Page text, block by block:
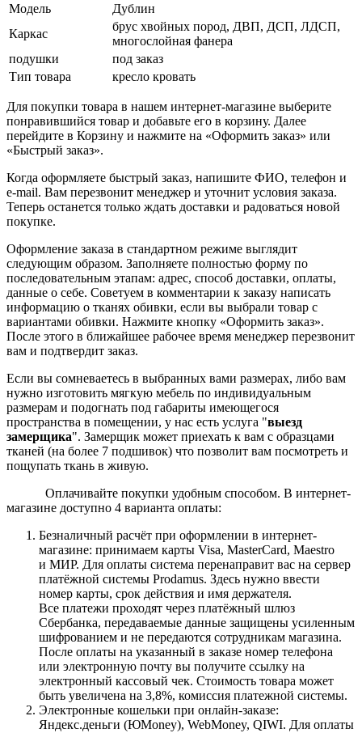
Модель
Дублин
Каркас
брус хвойных пород, ДВП, ДСП, ЛДСП,
многослойная фанера
подушки
под заказ
Тип товара
кресло кровать
Для покупки товара в нашем интернет-магазине выберите
понравившийся товар и добавьте его в корзину. Далее
перейдите в Корзину и нажмите на «Оформить заказ» или
«Быстрый заказ».
Когда оформляете быстрый заказ, напишите ФИО, телефон и
e-mail. Вам перезвонит менеджер и уточнит условия заказа.
Теперь останется только ждать доставки и радоваться новой
покупке.
Оформление заказа в стандартном режиме выглядит
следующим образом. Заполняете полностью форму по
последовательным этапам: адрес, способ доставки, оплаты,
данные о себе. Советуем в комментарии к заказу написать
информацию о тканях обивки, если вы выбрали товар с
вариантами обивки. Нажмите кнопку «Оформить заказ».
После этого в ближайшее рабочее время менеджер перезвонит
вам и подтвердит заказ.
Если вы сомневаетесь в выбранных вами размерах, либо вам
нужно изготовить мягкую мебель по индивидуальным
размерам и подогнать под габариты имеющегося
пространства в помещении, у нас есть услуга "выезд
замерщика". Замерщик может приехать к вам с образцами
тканей (на более 7 подшивок) что позволит вам посмотреть и
пощупать ткань в живую.
Оплачивайте покупки удобным способом. В интернет-
магазине доступно 4 варианта оплаты:
Безналичный расчёт при оформлении в интернет-
магазине: принимаем карты Visa, MasterCard, Maestro
и МИР. Для оплаты система перенаправит вас на сервер
платёжной системы Prodamus. Здесь нужно ввести
номер карты, срок действия и имя держателя.
Все платежи проходят через платёжный шлюз
Сбербанка, передаваемые данные защищены усиленным
шифрованием и не передаются сотрудникам магазина.
После оплаты на указанный в заказе номер телефона
или электронную почту вы получите ссылку на
электронный кассовый чек. Стоимость товара может
быть увеличена на 3,8%, комиссия платежной системы.
Электронные кошельки при онлайн-заказе:
Яндекс.деньги (ЮMoney), WebMoney, QIWI. Для оплаты